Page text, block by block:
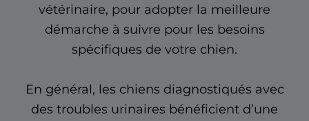
vétérinaire, pour adopter la meilleure
démarche à suivre pour les besoins
spécifiques de votre chien.
En général, les chiens diagnostiqués avec
des troubles urinaires bénéficient d’une